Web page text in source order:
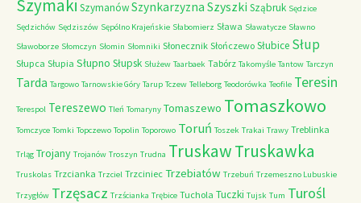
Szymaki SzymanówSzynkarzyzna Szyszki Sząbruk Sędzice
Sędzichów Sędziszów Sępólno Krajeńskie Słabomierz Sława Sławatycze Sławno
Sławoborze Słomczyn Słomin Słomniki Słonecznik Słończewo Słubice Słup
Słupca Słupia Słupno Słupsk Służew Taarbaek Tabórz Takomyśle Tantow Tarczyn
Tarda Targowo Tarnowskie Góry Tarup Tczew Telleborg Teodorówka Teofile Teresin
Terespol Tereszewo Tleń Tomaryny Tomaszewo Tomaszkowo
Tomczyce Tomki Topczewo Topolin Toporowo Toruń Toszek Trakai Trawy Treblinka
Trląg Trojany Trojanów Troszyn Trudna TruskawTruskawka
Truskolas Trzcianka Trzciel Trzciniec Trzebiatów Trzebuń Trzemeszno Lubuskie
Trzygłów Trzęsacz Trzścianka Trębice Tuchola Tuczki Tujsk Tum Turośl